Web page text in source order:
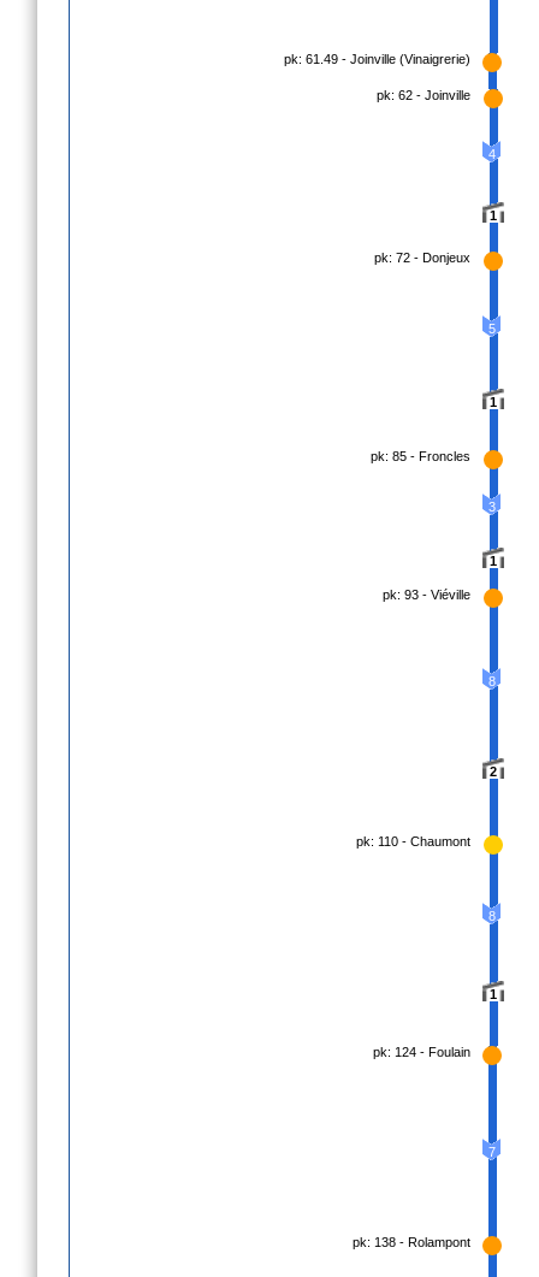
pk: 61.49 - Joinville (Vinaigrerie)
pk: 62 - Joinville
4
1
pk: 72 - Donjeux
5
1
pk: 85 - Froncles
3
1
pk: 93 - Viéville
8
2
pk: 110 - Chaumont
8
1
pk: 124 - Foulain
7
pk: 138 - Rolampont